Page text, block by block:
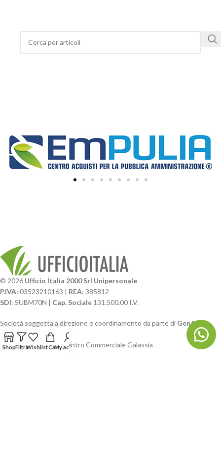
© 2026 Ufficio Italia 2000 Srl Unipersonale
P.IVA: 03523210163 | REA: 385812
SDI: SUBM70N | Cap. Sociale 131.500,00 I.V.
Società soggetta a direzione e coordinamento da parte di GenALFA
Holding srl
Via A. Ponti n. 4 – Centro Commerciale Galassia
ShopFiltraWishlistCartMy account